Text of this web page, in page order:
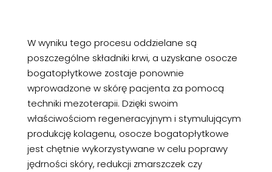
W wyniku tego procesu oddzielane są
poszczególne składniki krwi, a uzyskane osocze
bogatopłytkowe zostaje ponownie
wprowadzone w skórę pacjenta za pomocą
techniki mezoterapii. Dzięki swoim
właściwościom regeneracyjnym i stymulującym
produkcję kolagenu, osocze bogatopłytkowe
jest chętnie wykorzystywane w celu poprawy
jędrności skóry, redukcji zmarszczek czy